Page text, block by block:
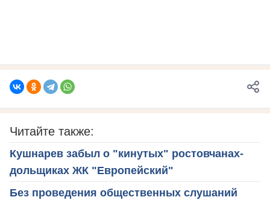
Читайте также:
Кушнарев забыл о "кинутых" ростовчанах-
дольщиках ЖК "Европейский"
Без проведения общественных слушаний